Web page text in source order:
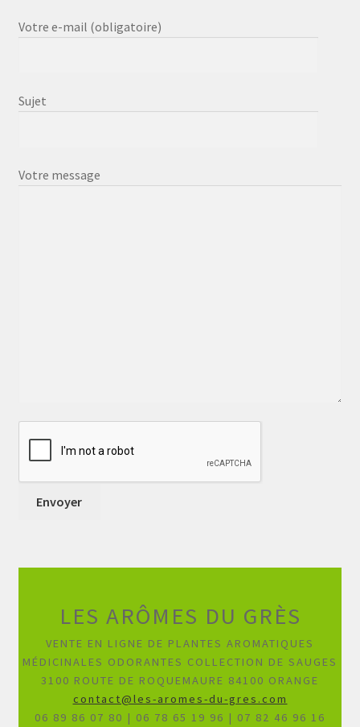
Votre e-mail (obligatoire)
Sujet
Votre message
LES ARÔMES DU GRÈS
VENTE EN LIGNE DE PLANTES AROMATIQUES
MÉDICINALES ODORANTES COLLECTION DE SAUGES
3100 ROUTE DE ROQUEMAURE 84100 ORANGE
contact@les-aromes-du-gres.com
06 89 86 07 80 | 06 78 65 19 96 | 07 82 46 96 16